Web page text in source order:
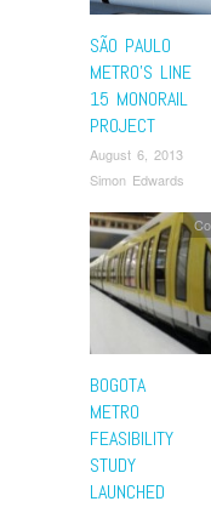
SÃO PAULO
METRO’S LINE
15 MONORAIL
PROJECT
August 6, 2013
Simon Edwards
BOGOTA
METRO
FEASIBILITY
STUDY
LAUNCHED